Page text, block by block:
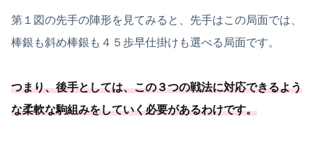
第１図の先手の陣形を見てみると、先手はこの局面では、
棒銀も斜め棒銀も４５歩早仕掛けも選べる局面です。
つまり、後手としては、この３つの戦法に対応できるよう
な柔軟な駒組みをしていく必要があるわけです。